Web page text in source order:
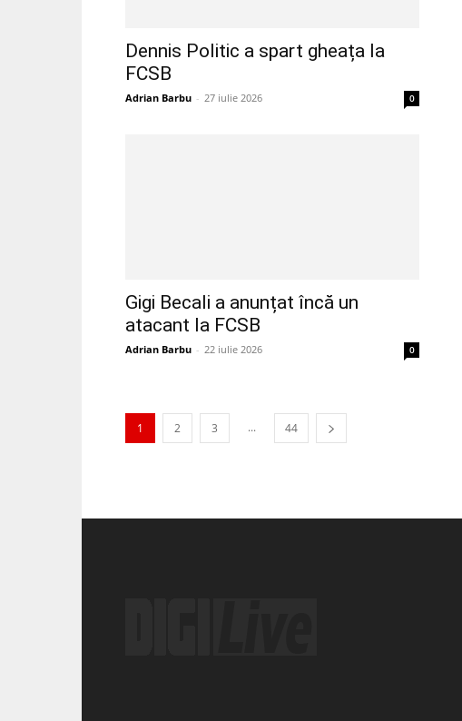
Dennis Politic a spart gheața la
FCSB
Adrian Barbu - 27 iulie 2026 0
Gigi Becali a anunțat încă un
atacant la FCSB
Adrian Barbu - 22 iulie 2026 0
1 2 3 ... 44